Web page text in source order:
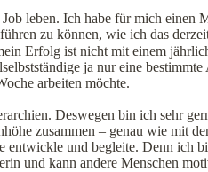
leben. Ich habe für mich einen
zu können, wie ich das
Erfolg ist nicht mit einem
ja nur eine bestimmte
arbeiten möchte.
Deswegen bin ich sehr
zusammen – genau wie mit
entwickle und begleite. Denn ich
und kann andere Menschen